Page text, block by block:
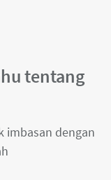
tentang
imbasan dengan